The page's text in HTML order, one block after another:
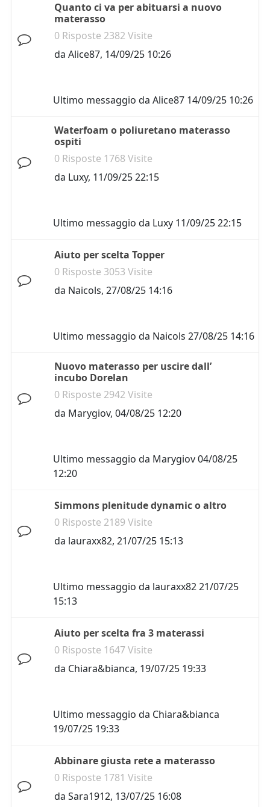
Quanto ci va per abituarsi a nuovo
materasso
0 Risposte 2382 Visite
da Alice87, 14/09/25 10:26
Ultimo messaggio da Alice87 14/09/25 10:26
Waterfoam o poliuretano materasso
ospiti
0 Risposte 1768 Visite
da Luxy, 11/09/25 22:15
Ultimo messaggio da Luxy 11/09/25 22:15
Aiuto per scelta Topper
0 Risposte 3053 Visite
da Naicols, 27/08/25 14:16
Ultimo messaggio da Naicols 27/08/25 14:16
Nuovo materasso per uscire dall’
incubo Dorelan
0 Risposte 2942 Visite
da Marygiov, 04/08/25 12:20
Ultimo messaggio da Marygiov04/08/25
12:20
Simmons plenitude dynamic o altro
0 Risposte 2189 Visite
da lauraxx82, 21/07/25 15:13
Ultimo messaggio da lauraxx8221/07/25
15:13
Aiuto per scelta fra 3 materassi
0 Risposte 1647 Visite
da Chiara&bianca, 19/07/25 19:33
Ultimo messaggio da Chiara&bianca
19/07/25 19:33
Abbinare giusta rete a materasso
0 Risposte 1781 Visite
da Sara1912, 13/07/25 16:08